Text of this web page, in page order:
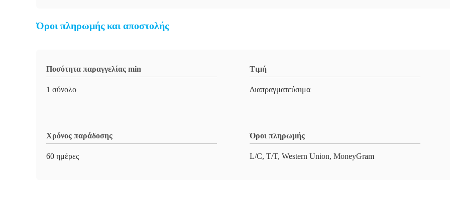
Όροι πληρωμής και αποστολής
Ποσότητα παραγγελίας min
1 σύνολο
Τιμή
Διαπραγματεύσιμα
Χρόνος παράδοσης
60 ημέρες
Όροι πληρωμής
L/C, T/T, Western Union, MoneyGram